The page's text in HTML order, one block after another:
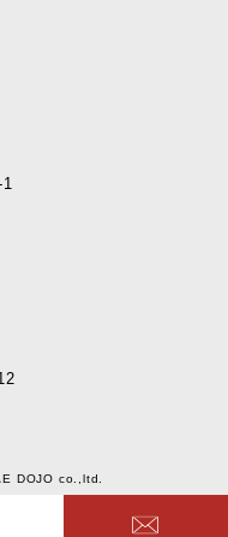
1
DOJO co.,ltd.